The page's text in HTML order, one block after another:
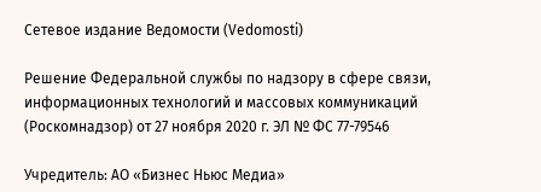
Сетевое издание Ведомости (Vedomosti)
Решение Федеральной службы по надзору в сфере связи,
информационных технологий и массовых коммуникаций
(Роскомнадзор) от 27 ноября 2020 г. ЭЛ № ФС 77-79546
Учредитель: АО «Бизнес Ньюс Медиа»